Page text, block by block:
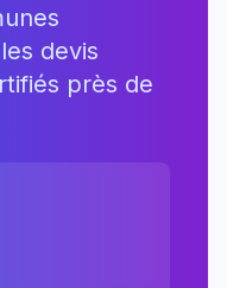
devis
près de